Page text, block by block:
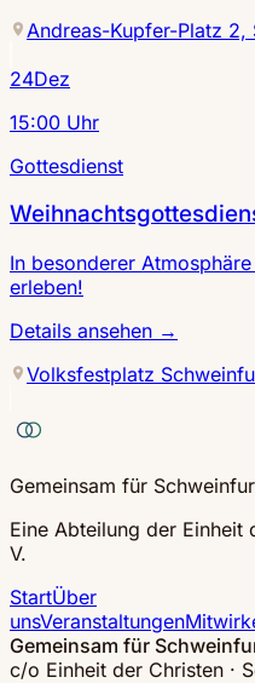
Andreas-Kupfer-Platz 2,
24Dez
15:00 Uhr
Gottesdienst
In besonderer
erleben!
Details ansehen →
Volksfestplatz
Gemeinsam für
Eine Abteilung der Einheit
V.
StartÜber
unsVeranstaltungen
Gemeinsam für
c/o Einheit der Christen ·